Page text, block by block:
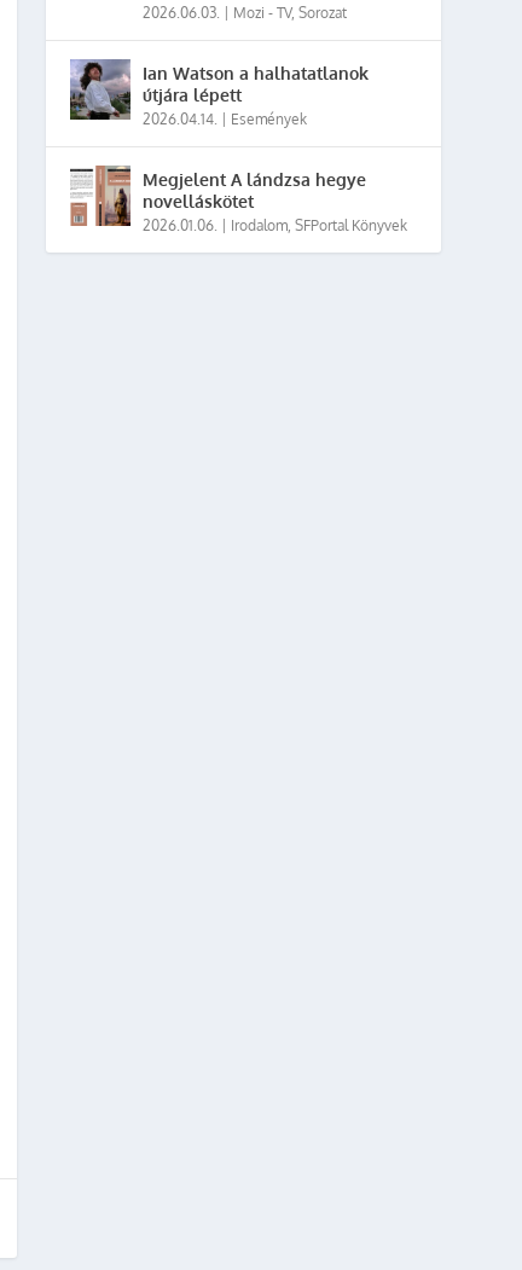
2026.06.03. Mozi - TV,Sorozat
Ian Watson a halhatatlanok
útjára lépett
2026.04.14. Események
Megjelent A lándzsa hegye
novelláskötet
2026.01.06. Irodalom,SFPortal Könyvek